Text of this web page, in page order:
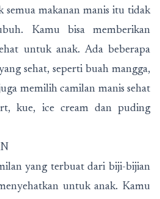
semua makanan manis itu tidak
Kamu bisa memberikan
untuk anak. Ada beberapa
sehat, seperti buah mangga,
memilih camilan manis sehat
kue, ice cream dan puding
yang terbuat dari biji-bijian
untuk anak. Kamu